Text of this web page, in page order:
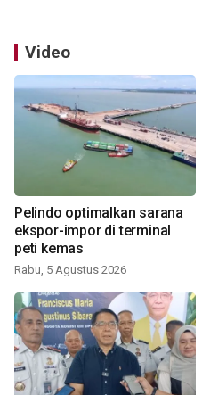
Video
Pelindo optimalkan sarana
ekspor-impor di terminal
peti kemas
Rabu, 5 Agustus 2026